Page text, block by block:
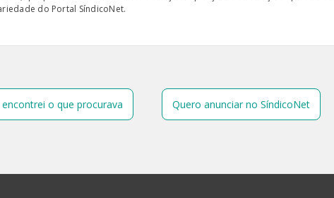
do Portal SíndicoNet.
o que procurava Quero anunciar no SíndicoNet